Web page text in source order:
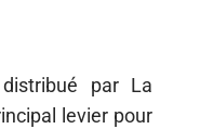
par La
levier pour